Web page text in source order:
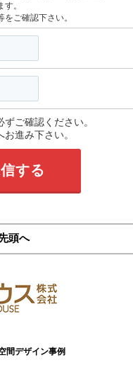
。
ご確認下さい。
ずご確認ください。
進み下さい。
する
頭へ
間デザイン事例